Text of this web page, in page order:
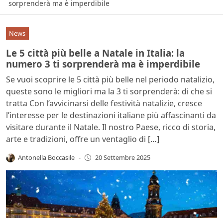
sorprenderà ma è imperdibile
News
Le 5 città più belle a Natale in Italia: la
numero 3 ti sorprenderà ma è imperdibile
Se vuoi scoprire le 5 città più belle nel periodo natalizio,
queste sono le migliori ma la 3 ti sorprenderà: di che si
tratta Con l’avvicinarsi delle festività natalizie, cresce
l’interesse per le destinazioni italiane più affascinanti da
visitare durante il Natale. Il nostro Paese, ricco di storia,
arte e tradizioni, offre un ventaglio di […]
Antonella Boccasile - 20 Settembre 2025